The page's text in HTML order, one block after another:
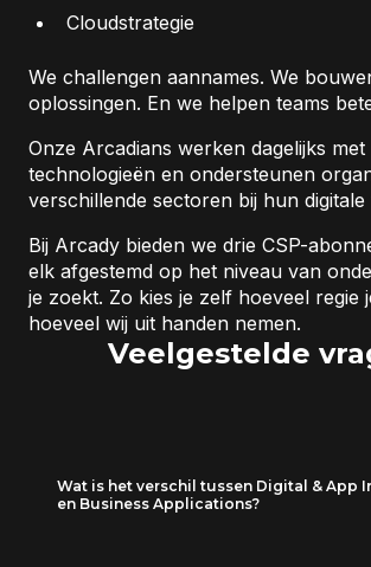
Cloudstrategie
We challengen aannames. We
oplossingen. En we helpen teams
Onze Arcadians werken dagelijks
technologieën en ondersteunen
verschillende sectoren bij hun digitale
Bij Arcady bieden we drie CSP-
elk afgestemd op het niveau van
je zoekt. Zo kies je zelf hoeveel regie
hoeveel wij uit handen nemen.
Veelgestelde
Wat is het verschil tussen Digital & App
en Business Applications?